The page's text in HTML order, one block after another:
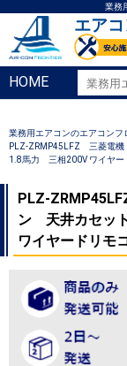
業務
エア
HOME
業務用エアコンのエアコンフ
PLZ-ZRMP45LFZ 三菱電
1.8馬力 三相200V ワイヤー
PLZ-
ン 天井カセッ
ワイヤードリモ